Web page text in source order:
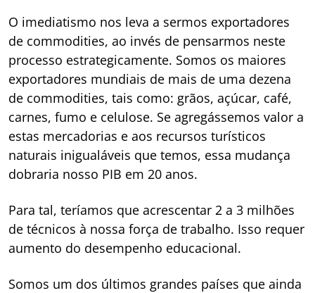
O imediatismo nos leva a sermos exportadores
de commodities, ao invés de pensarmos neste
processo estrategicamente. Somos os maiores
exportadores mundiais de mais de uma dezena
de commodities, tais como: grãos, açúcar, café,
carnes, fumo e celulose. Se agregássemos valor a
estas mercadorias e aos recursos turísticos
naturais inigualáveis que temos, essa mudança
dobraria nosso PIB em 20 anos.
Para tal, teríamos que acrescentar 2 a 3 milhões
de técnicos à nossa força de trabalho. Isso requer
aumento do desempenho educacional.
Somos um dos últimos grandes países que ainda